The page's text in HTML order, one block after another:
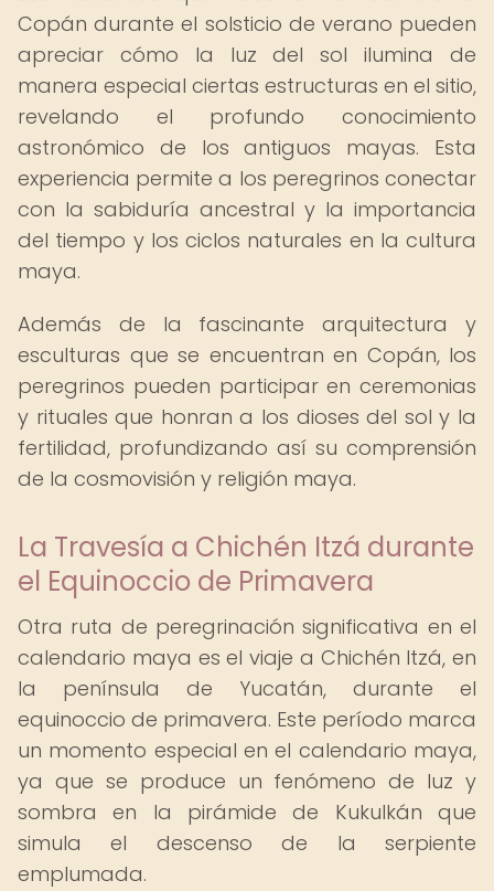
Copán durante el solsticio de verano pueden
apreciar cómo la luz del sol ilumina de
manera especial ciertas estructuras en el sitio,
revelando el profundo conocimiento
astronómico de los antiguos mayas. Esta
experiencia permite a los peregrinos conectar
con la sabiduría ancestral y la importancia
del tiempo y los ciclos naturales en la cultura
maya.
Además de la fascinante arquitectura y
esculturas que se encuentran en Copán, los
peregrinos pueden participar en ceremonias
y rituales que honran a los dioses del sol y la
fertilidad, profundizando así su comprensión
de la cosmovisión y religión maya.
La Travesía a Chichén Itzá durante
el Equinoccio de Primavera
Otra ruta de peregrinación significativa en el
calendario maya es el viaje a Chichén Itzá, en
la península de Yucatán, durante el
equinoccio de primavera. Este período marca
un momento especial en el calendario maya,
ya que se produce un fenómeno de luz y
sombra en la pirámide de Kukulkán que
simula el descenso de la serpiente
emplumada.